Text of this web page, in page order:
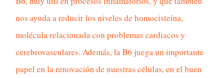
nos ayuda a reducir los niveles de homocisteína,
molécula relacionada con problemas cardiacos y
cerebrovasculares. Además, la B6 juega un importante
papel en la renovación de nuestras células, en el buen